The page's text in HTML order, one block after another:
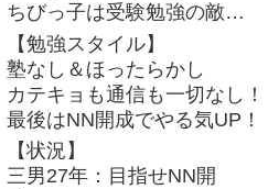
ちびっ子は受験勉強の敵…
【勉強スタイル】
塾なし＆ほったらかし
カテキョも通信も一切なし！
最後はNN開成でやる気UP！
【状況】
三男27年：目指せNN開